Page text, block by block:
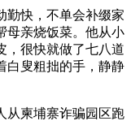
快，不单会补缀家
母亲烧饭菜。他从小
，很快就做了七八道
白叟粗拙的手，静静
从柬埔寨诈骗园区跑